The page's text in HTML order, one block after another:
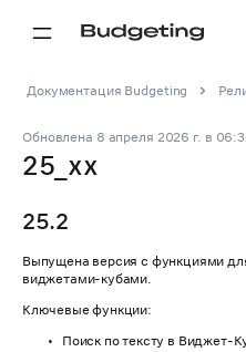
Документация Budgeting
Обновлена 8 апреля 2026 г. в
25_xx
25.2
Выпущена версия с функциями
виджетами-кубами.
Ключевые функции:
Поиск по тексту в Виджет-